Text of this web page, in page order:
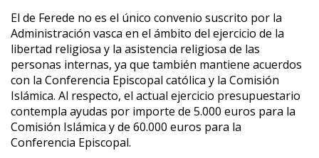
El de Ferede no es el único convenio suscrito por la
Administración vasca en el ámbito del ejercicio de la
libertad religiosa y la asistencia religiosa de las
personas internas, ya que también mantiene acuerdos
con la Conferencia Episcopal católica y la Comisión
Islámica. Al respecto, el actual ejercicio presupuestario
contempla ayudas por importe de 5.000 euros para la
Comisión Islámica y de 60.000 euros para la
Conferencia Episcopal.